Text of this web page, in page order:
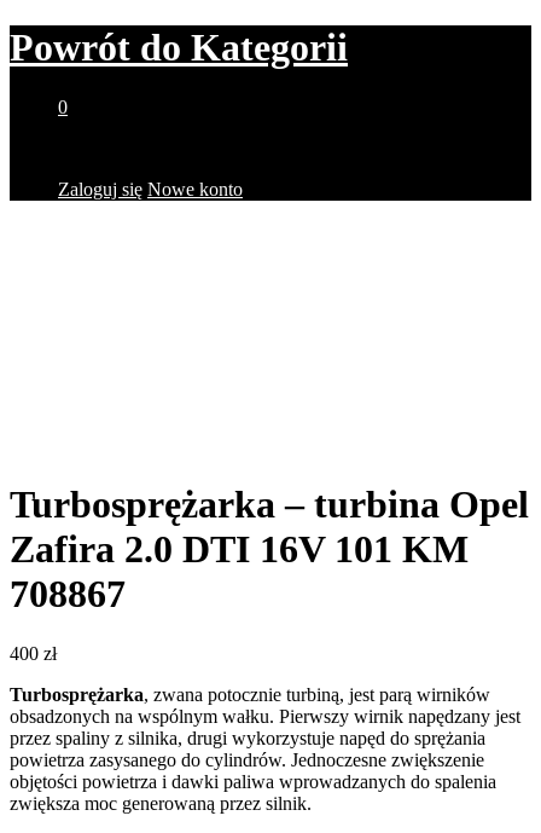
Powrót do Kategorii
0
Zaloguj się Nowe konto
Turbosprężarka – turbina Opel
Zafira 2.0 DTI 16V 101 KM
708867
400 zł
Turbosprężarka, zwana potocznie turbiną, jest parą wirników
obsadzonych na wspólnym wałku. Pierwszy wirnik napędzany jest
przez spaliny z silnika, drugi wykorzystuje napęd do sprężania
powietrza zasysanego do cylindrów. Jednoczesne zwiększenie
objętości powietrza i dawki paliwa wprowadzanych do spalenia
zwiększa moc generowaną przez silnik.